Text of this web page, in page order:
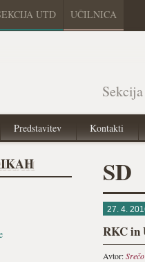
UTD UČILNICA
Predstavitev Kontakti
SD
27. 4.
RKC in
Avtor: